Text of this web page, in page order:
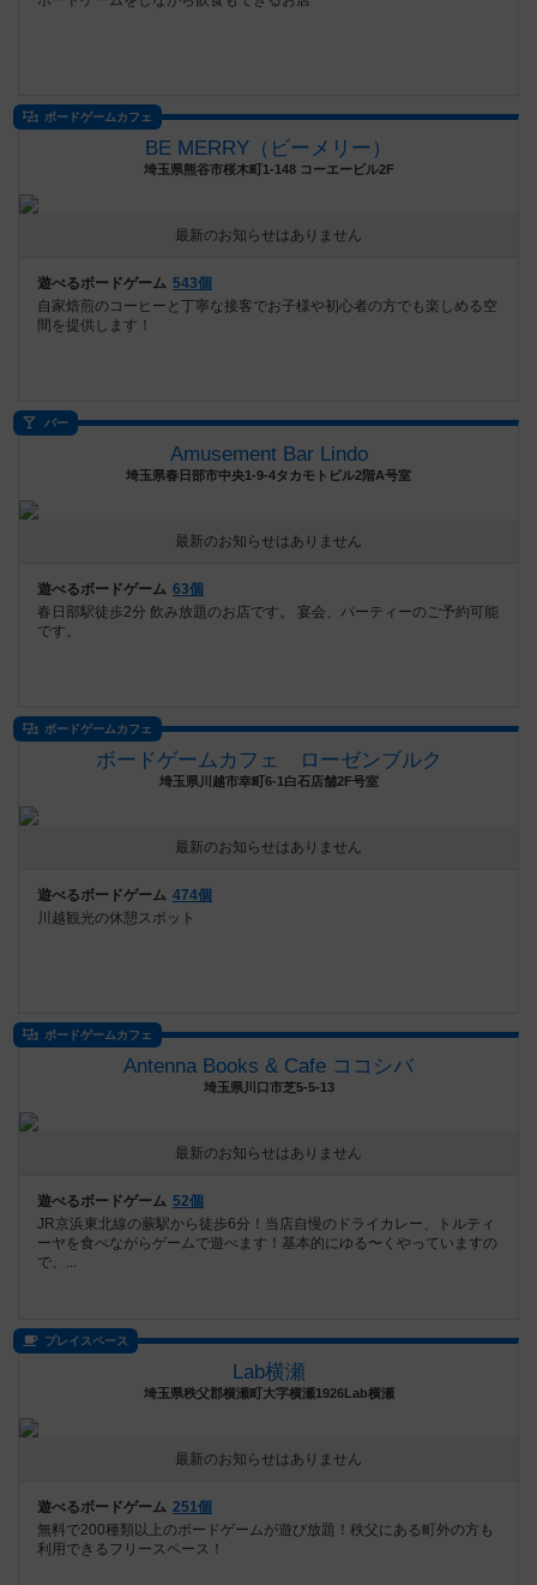
ボードゲームカフェ
BE MERRY（ビーメリー）
埼玉県熊谷市桜木町1-148 コーエービル2F
最新のお知らせはありません
遊べるボードゲーム 543個
自家焙煎のコーヒーと丁寧な接客でお子様や初心者の方でも楽しめる空
間を提供します！
バー
Amusement Bar Lindo
埼玉県春日部市中央1-9-4タカモトビル2階A号室
最新のお知らせはありません
遊べるボードゲーム 63個
春日部駅徒歩2分 飲み放題のお店です。 宴会、パーティーのご予約可能
です。
ボードゲームカフェ
ボードゲームカフェ ローゼンブルク
埼玉県川越市幸町6-1白石店舗2F号室
最新のお知らせはありません
遊べるボードゲーム 474個
川越観光の休憩スポット
ボードゲームカフェ
Antenna Books & Cafe ココシバ
埼玉県川口市芝5-5-13
最新のお知らせはありません
遊べるボードゲーム 52個
JR京浜東北線の蕨駅から徒歩6分！当店自慢のドライカレー、トルティ
ーヤを食べながらゲームで遊べます！基本的にゆる〜くやっていますの
で、...
プレイスペース
Lab横瀬
埼玉県秩父郡横瀬町大字横瀬1926Lab横瀬
最新のお知らせはありません
遊べるボードゲーム 251個
無料で200種類以上のボードゲームが遊び放題！秩父にある町外の方も
利用できるフリースペース！